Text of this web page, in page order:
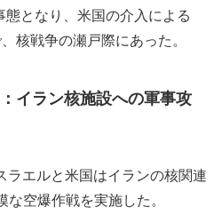
となり、米国の介入による
核戦争の瀬戸際にあった。
イラン核施設への軍事攻
ラエルと米国はイランの核関連
空爆作戦を実施した。